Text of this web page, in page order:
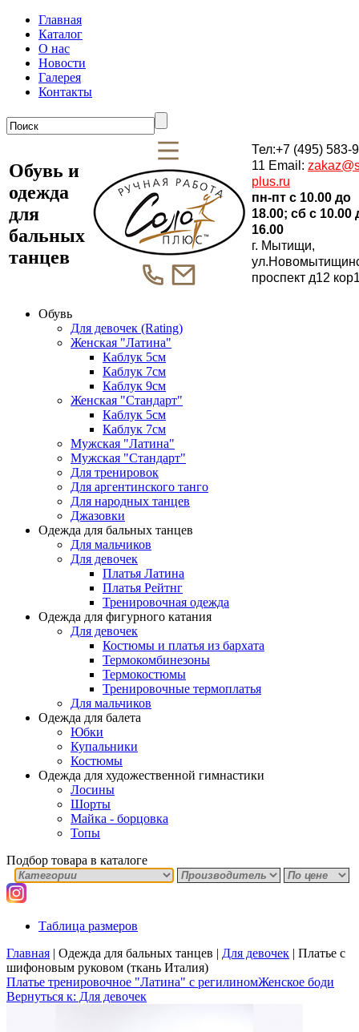
Главная
Каталог
О нас
Новости
Галерея
Контакты
Обувь и
одежда
для
бальных
танцев
Тел:+7 (495) 583-
11 Email:
plus.ru
пн-пт c 10.00 до
18.00; сб c 10.00
16.00
г. Мытищи,
проспект д12
Обувь
Для девочек (Rating)
Женская "Латина"
Каблук 5см
Каблук 7см
Каблук 9см
Женская "Стандарт"
Каблук 5см
Каблук 7см
Мужская "Латина"
Мужская "Стандарт"
Для тренировок
Для аргентинского танго
Для народных танцев
Джазовки
Одежда для бальных танцев
Для мальчиков
Для девочек
Платья Латина
Платья Рейтнг
Тренировочная одежда
Одежда для фигурного катания
Для девочек
Костюмы и платья из бархата
Термокомбинезоны
Термокостюмы
Тренировочные термоплатья
Для мальчиков
Одежда для балета
Юбки
Купальники
Костюмы
Одежда для художественной гимнастики
Лосины
Шорты
Майка - борцовка
Топы
Подбор товара в каталоге
Таблица размеров
Главная | Одежда для бальных танцев | Для девочек | Платье с
шифоновым руковом (ткань Италия)
Платье тренировочное "Латина" с регилиномЖенское боди
Вернуться к: Для девочек